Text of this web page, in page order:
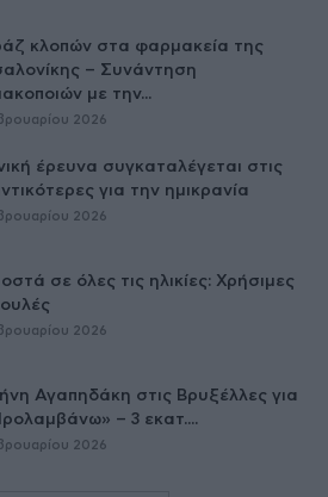
κλοπών στα φαρμακεία της
– Συνάντηση
με την...
2026
έρευνα συγκαταλέγεται στις
για την ημικρανία
2026
σε όλες τις ηλικίες: Χρήσιμες
2026
Αγαπηδάκη στις Βρυξέλλες για
– 3 εκατ....
2026